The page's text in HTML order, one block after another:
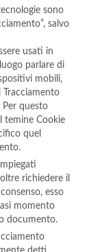
sono
salvo
usati in
parlare di
mobili,
Per questo
temine Cookie
quel
richiedere il
esso
momento
documento.